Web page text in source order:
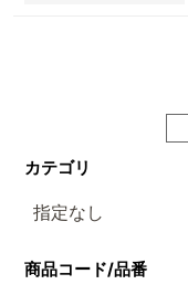
カテゴリ
商品コード/品番